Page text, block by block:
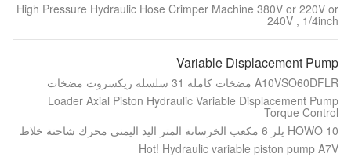
High Pressure Hydraulic Hose Crimper Machine 380V or 220V or
240V , 1/4inch
Variable Displacement Pump
A10VSO60DFLR مضخات كاملة 31 سلسلة ريكسروث مضخات
Loader Axial Piston Hydraulic Variable Displacement Pump
Torque Control
HOWO 10 يلر 6 مكعب الخرسانة المتر اليد اليمنى محرك شاحنة خلاط
Hot! Hydraulic variable piston pump A7V